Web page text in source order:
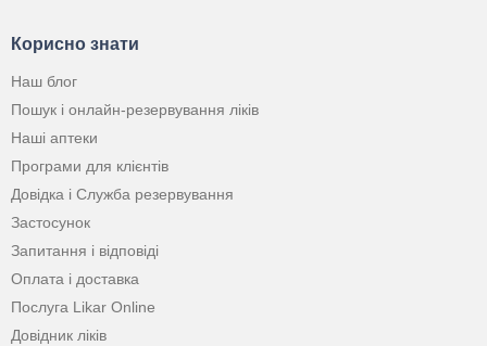
Корисно знати
Наш блог
Пошук і онлайн-резервування ліків
Наші аптеки
Програми для клієнтів
Довідка і Служба резервування
Застосунок
Запитання і відповіді
Оплата і доставка
Послуга Likar Online
Довідник ліків